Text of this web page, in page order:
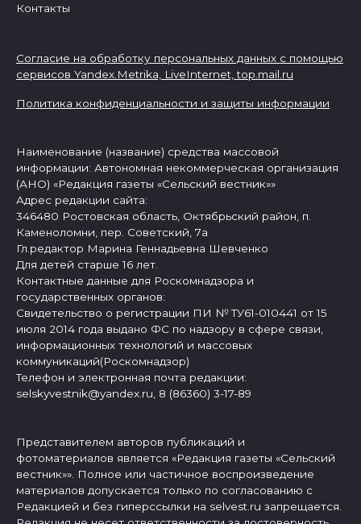
Контакты
Согласие на обработку персональных данных с помощью
сервисов Yandex.Metrika, LiveInternet,top.mail.ru
Политика конфиденциальности и защиты информации
Наименование (название) средства массовой
информации: Автономная некоммерческая организация
(АНО) «Редакция газеты «Сельский вестник»»
Адрес редакции сайта:
346480 Ростовская область, Октябрьский район, п.
Каменоломни, пер. Советский, 7а
Гл.редактор Марина Геннадьевна Шевченко
Для детей старше 16 лет.
Контактные данные для Роскомнадзора и
государственных органов:
Свидетельство о регистрации ПИ № ТУ61-010441 от 15
июля 2014 года выдано ФС по надзору в сфере связи,
информационных технологий и массовых
коммуникаций(Роскомнадзор)
Телефон и электронная почта редакции:
selskyvestnik@yandex.ru, 8 (86360) 3-17-89
Представителем авторов публикаций и
фотоматериалов является «Редакция газеты «Сельский
вестник»». Полное или частичное воспроизведение
материалов допускается только по согласованию с
Редакцией и без гиперссылки на selvest.ru запрещается.